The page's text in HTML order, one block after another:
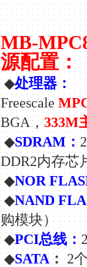
MB-
源配置：
◆处理器：
Freescale
BGA ，333M
◆SDRAM ：
DDR2内存芯
◆NOR
◆NAND
购模块）
◆PCI总线：
◆SATA ： 2